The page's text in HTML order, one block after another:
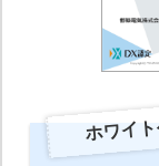
ホワイ